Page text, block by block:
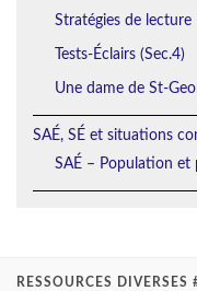
Stratégies de
Tests-Éclairs (Sec.4)
Une dame de St-
SAÉ, SÉ et situations
SAÉ – Population et
RESSOURCES DIVERSES